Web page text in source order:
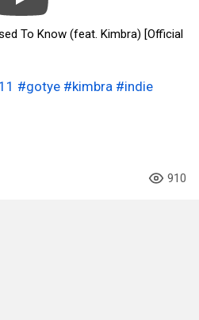
To Know (feat. Kimbra) [Official
#gotye #kimbra #indie
910